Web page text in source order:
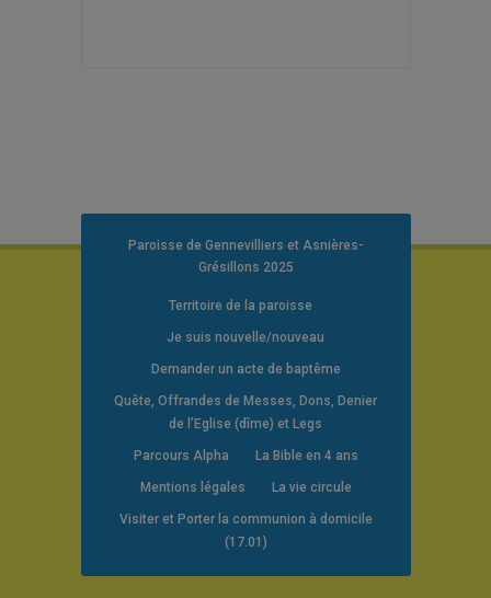
Paroisse de Gennevilliers et Asnières-
Grésillons 2025
Territoire de la paroisse
Je suis nouvelle/nouveau
Demander un acte de baptême
Quête, Offrandes de Messes, Dons, Denier
de l’Eglise (dîme) et Legs
Parcours Alpha La Bible en 4 ans
Mentions légales La vie circule
Visiter et Porter la communion à domicile
(17.01)